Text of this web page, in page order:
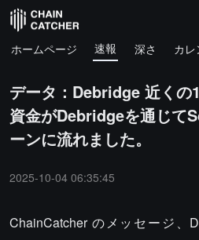
ホームページ 速報 深さ カレ
データ：Debridge 近くの
資金がDebridgeを通じて
ーンに流れました。
2025-10-04 06:35:45
ChainCatcher のメッセージ、